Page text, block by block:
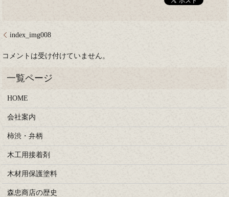
index_img008
コメントは受け付けていません。
HOME
会社案内
柿渋・弁柄
木工用接着剤
木材用保護塗料
森忠商店の歴史